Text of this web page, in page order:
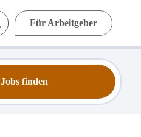
Für Arbeitgeber
Jobs finden